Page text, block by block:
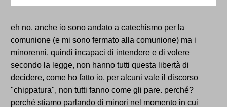
eh no. anche io sono andato a catechismo per la
comunione (e mi sono fermato alla comunione) ma i
minorenni, quindi incapaci di intendere e di volere
secondo la legge, non hanno tutti questa libertà di
decidere, come ho fatto io. per alcuni vale il discorso
"chippatura", non tutti fanno come gli pare. perché?
perché stiamo parlando di minori nel momento in cui